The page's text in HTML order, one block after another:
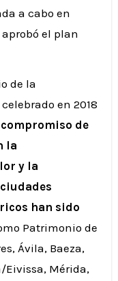
a cabo en
el plan
de la
en 2018
compromiso de
la
y la
han sido
Patrimonio de
Ávila, Baeza,
Eivissa, Mérida,